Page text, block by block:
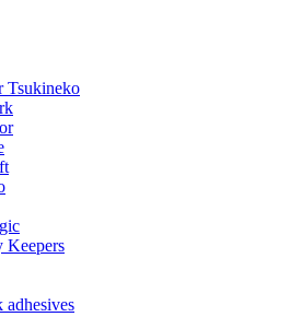
Tsukineko
Keepers
adhesives